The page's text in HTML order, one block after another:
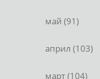
май (91)
април (103)
март (104)